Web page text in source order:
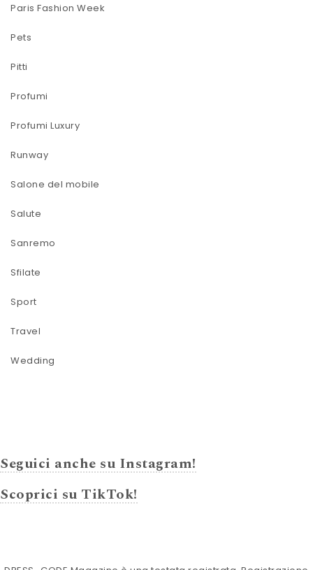
Paris Fashion Week
Pets
Pitti
Profumi
Profumi Luxury
Runway
Salone del mobile
Salute
Sanremo
Sfilate
Sport
Travel
Wedding
Seguici anche su Instagram!
Scoprici su TikTok!